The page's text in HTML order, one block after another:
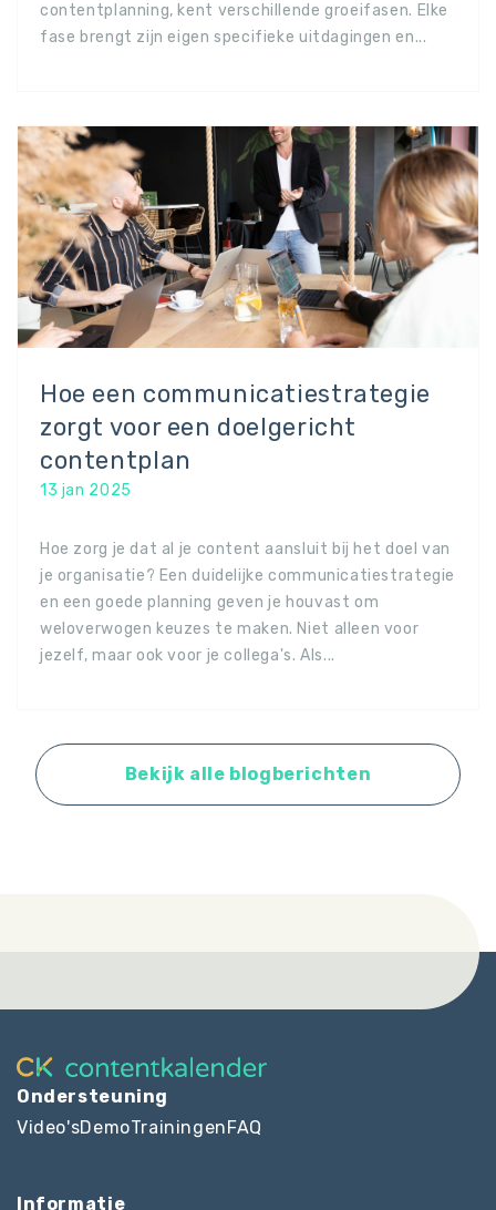
contentplanning, kent verschillende groeifasen. Elke
fase brengt zijn eigen specifieke uitdagingen en...
Hoe een communicatiestrategie
zorgt voor een doelgericht
contentplan
13 jan 2025
Hoe zorg je dat al je content aansluit bij het doel van
je organisatie? Een duidelijke communicatiestrategie
en een goede planning geven je houvast om
weloverwogen keuzes te maken. Niet alleen voor
jezelf, maar ook voor je collega's. Als...
Bekijk alle blogberichten
Ondersteuning
Video'sDemoTrainingen FAQ
Informatie